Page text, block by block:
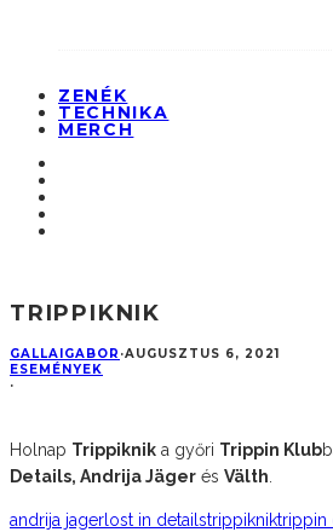
ZENÉK
TECHNIKA
MERCH
TRIPPIKNIK
GALLAIGABOR ·AUGUSZTUS 6, 2021
ESEMÉNYEK
·
Holnap Trippiknik a győri Trippin Klub
Details, Andrija Jäger és Välth.
andrija jagerlost in detailstrippikniktrippin